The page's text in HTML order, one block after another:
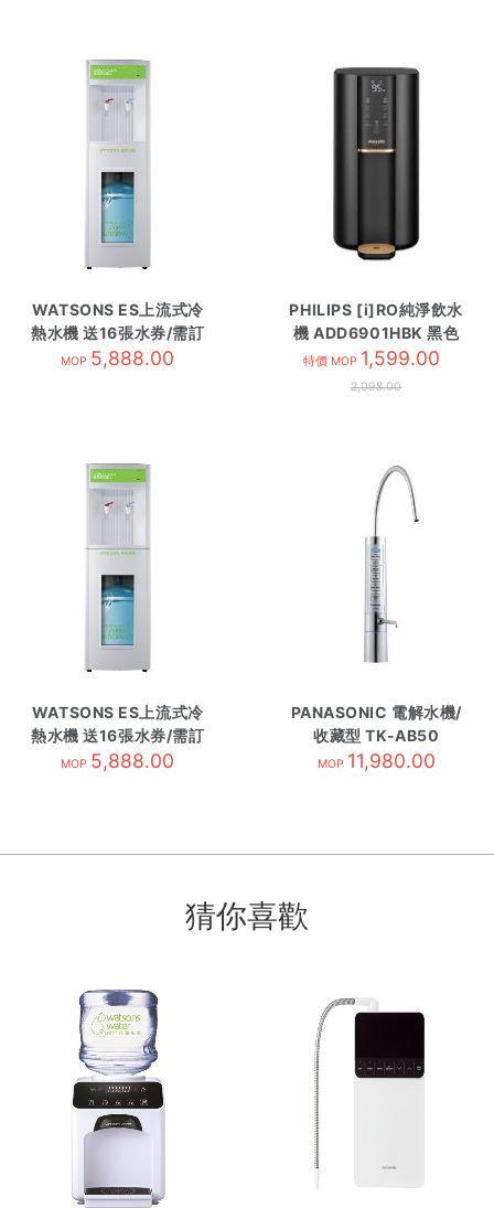
WATSONS ES上流式冷
熱水機 送16張水券/需訂
貨
MOP 5,888.00
PHILIPS [i]RO純淨飲水
機 ADD6901HBK 黑色
特價 MOP 1,599.00
2,098.00
WATSONS ES上流式冷
熱水機 送16張水券/需訂
貨
MOP 5,888.00
PANASONIC 電解水機/
收藏型 TK-AB50
MOP 11,980.00
猜你喜歡